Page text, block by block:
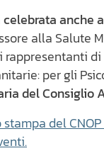
celebrata anche
alla Salute
rappresentanti
per gli
del Consiglio
del